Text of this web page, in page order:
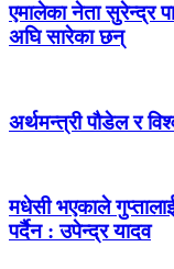
एमालेका नेता सुरेन्द्र
अघि सारेका छन्
अर्थमन्त्री पौडेल र
मधेसी भएकाले गुप्तालाई
पर्दैन : उपेन्द्र यादव